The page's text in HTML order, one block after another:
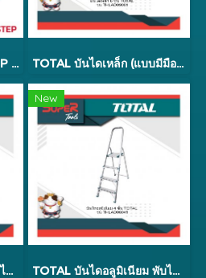
EMTOP บันไดเหล็ก 5 STEP รุ่น ESLR1051 TOTAL บันไดเหล็ก (แบบมีมือจับ ช่วยในการยืนทรงตัว) (Steel Ladder) รุ่น THLAD09031 / THLAD09041 / THLAD09051 / THLAD09061
TOTAL บันไดอลูมิเนียม พับได้ (รับน้ำหนัก 150 กก.) มีมือจับ ช่วยให้ทรงตัวได้ดี THLAD06041 / THLAD06051 / THLAD06061
New
TOTAL บันไดอลูมิเนียม พับได้ (รับน้ำหนัก 150 กก.) มีมือจับ ช่วยให้ทรงตัวได้ดี THLAD06041 / THLAD06051 / THLAD06061